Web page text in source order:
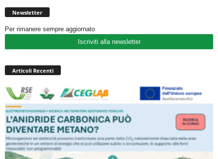
Newsletter
Per rimanere sempre aggiornato
Iscriviti alla newsletter
Articoli Recenti